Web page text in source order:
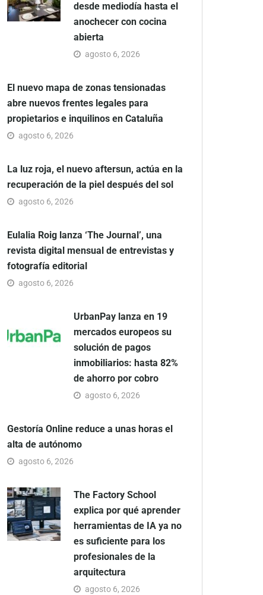
desde mediodía hasta el
anochecer con cocina
abierta
agosto 6, 2026
El nuevo mapa de zonas tensionadas
abre nuevos frentes legales para
propietarios e inquilinos en Cataluña
agosto 6, 2026
La luz roja, el nuevo aftersun, actúa en la
recuperación de la piel después del sol
agosto 6, 2026
Eulalia Roig lanza ‘The Journal’, una
revista digital mensual de entrevistas y
fotografía editorial
agosto 6, 2026
UrbanPay lanza en 19
mercados europeos su
solución de pagos
inmobiliarios: hasta 82%
de ahorro por cobro
agosto 6, 2026
Gestoría Online reduce a unas horas el
alta de autónomo
agosto 6, 2026
The Factory School
explica por qué aprender
herramientas de IA ya no
es suficiente para los
profesionales de la
arquitectura
agosto 6, 2026